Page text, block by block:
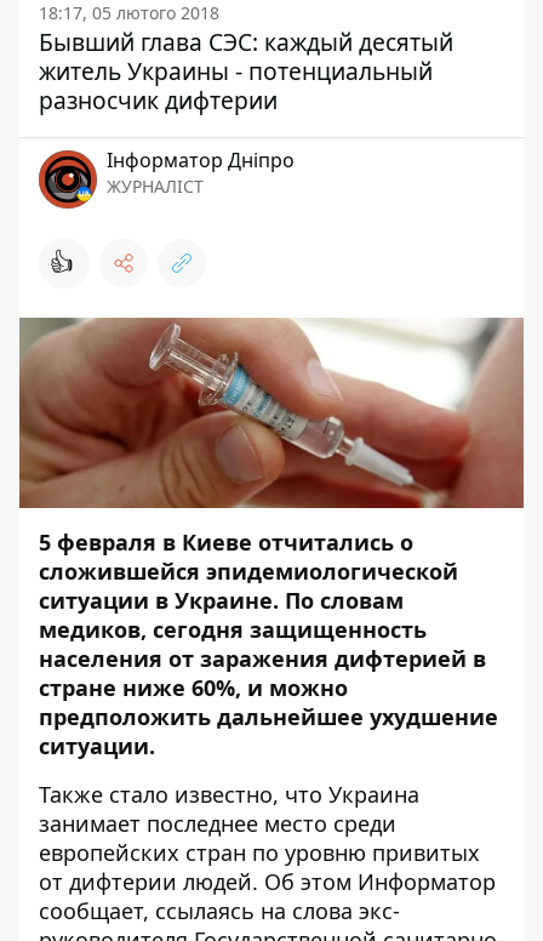
18:17, 05 лютого 2018
Бывший глава СЭС: каждый десятый
житель Украины - потенциальный
разносчик дифтерии
Інформатор Дніпро
ЖУРНАЛІСТ
👍
5 февраля в Киеве отчитались о
сложившейся эпидемиологической
ситуации в Украине. По словам
медиков, сегодня защищенность
населения от заражения дифтерией в
стране ниже 60%, и можно
предположить дальнейшее ухудшение
ситуации.
Также стало известно, что Украина
занимает последнее место среди
европейских стран по уровню привитых
от дифтерии людей. Об этом Информатор
сообщает, ссылаясь на слова экс-